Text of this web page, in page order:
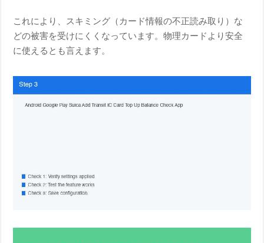
これにより、スキミング（カード情報の不正読み取り）な
どの被害を受けにくくなっています。物理カードより安全
に使えるとも言えます。